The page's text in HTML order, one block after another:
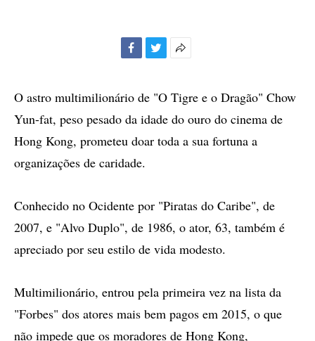
compartilhamento
O astro multimilionário de "O Tigre e o Dragão" Chow
Yun-fat, peso pesado da idade do ouro do cinema de
Hong Kong, prometeu doar toda a sua fortuna a
organizações de caridade.
Conhecido no Ocidente por "Piratas do Caribe", de
2007, e "Alvo Duplo", de 1986, o ator, 63, também é
apreciado por seu estilo de vida modesto.
Multimilionário, entrou pela primeira vez na lista da
"Forbes" dos atores mais bem pagos em 2015, o que
não impede que os moradores de Hong Kong,